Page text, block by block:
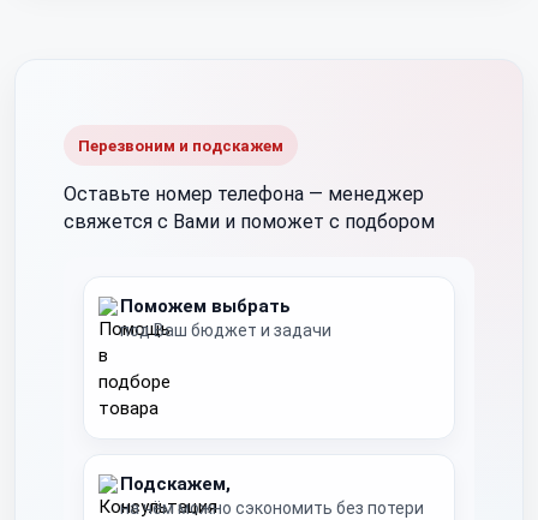
Перезвоним и подскажем
Оставьте номер телефона — менеджер
свяжется с Вами и поможет с подбором
Поможем выбрать
под Ваш бюджет и задачи
Подскажем,
на чём можно сэкономить без потери